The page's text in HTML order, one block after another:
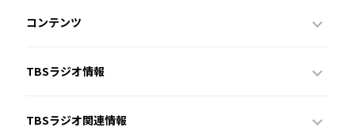
コンテンツ
TBSラジオ情報
TBSラジオ関連情報